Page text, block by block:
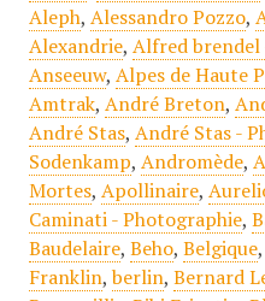
Aleph, Alessandro Pozzo,
Alexandrie, Alfred brendel
Anseeuw, Alpes de Haute
Amtrak, André Breton,
André Stas, André Stas -
Sodenkamp, Andromède,
Mortes, Apollinaire,
Caminati - Photographie,
Baudelaire, Beho, Belgique,
Franklin,berlin, Bernard